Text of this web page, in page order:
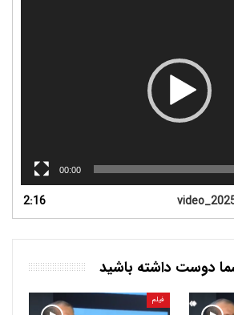
00:00
2:16
دوست داشته باشید
فیلم